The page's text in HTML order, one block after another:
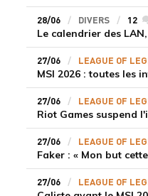
28/06 DIVERS 12
27/06 LEAGUE OF
MSI 2026 : toutes les
27/06 LEAGUE OF
Riot Games suspend
27/06 LEAGUE OF
Faker : « Mon but
27/06 LEAGUE OF